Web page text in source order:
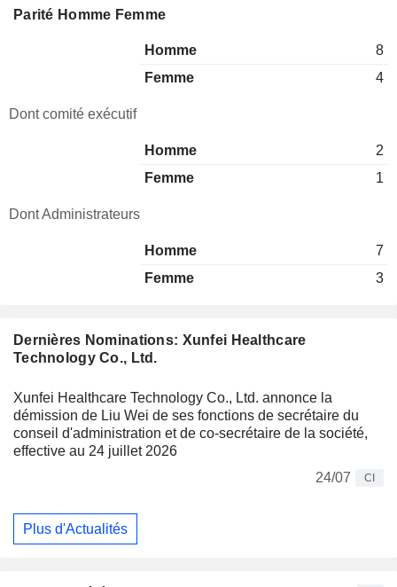
Dernières Nominations: Xunfei Healthcare
Technology Co., Ltd.
Xunfei Healthcare Technology Co., Ltd. annonce la
démission de Liu Wei de ses fonctions de secrétaire du
conseil d'administration et de co-secrétaire de la société,
effective au 24 juillet 2026
24/07
CI
Plus d'Actualités
Parité Homme Femme
Homme
8
Femme
4
Dont comité exécutif
Homme
2
Femme
1
Dont Administrateurs
Homme
7
Femme
3